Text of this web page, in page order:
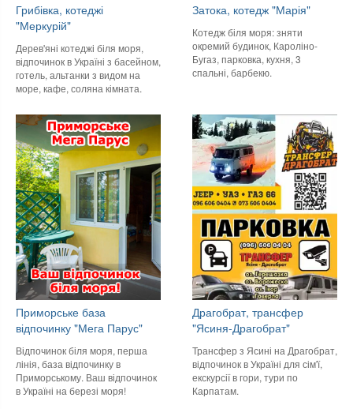
Грибівка, котеджі
"Меркурій"
Дерев'яні котеджі біля моря,
відпочинок в Україні з басейном,
готель, альтанки з видом на
море, кафе, соляна кімната.
Затока, котедж "Марія"
Котедж біля моря: зняти
окремий будинок, Кароліно-
Бугаз, парковка, кухня, 3
спальні, барбекю.
Приморське база
відпочинку "Мега Парус"
Відпочинок біля моря, перша
лінія, база відпочинку в
Приморському. Ваш відпочинок
в Україні на березі моря!
Драгобрат, трансфер
"Ясиня-Драгобрат"
Трансфер з Ясині на Драгобрат,
відпочинок в Україні для сім'ї,
екскурсії в гори, тури по
Карпатам.